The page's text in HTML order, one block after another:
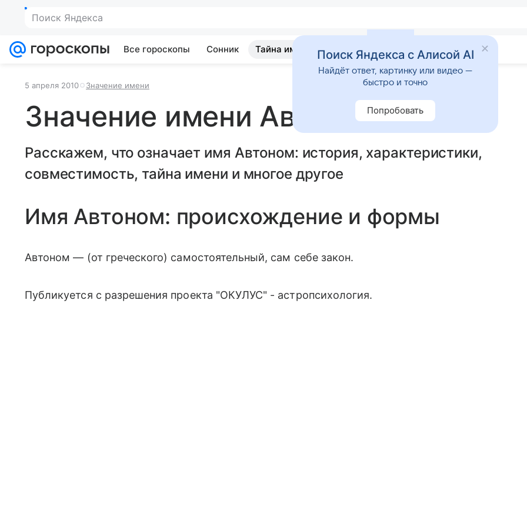
Поиск Яндекса
Все гороскопы Сонник Тайна имени Гадания Приметы
5 апреля 2010 Значение имени
Значение имени Автоном
Расскажем, что означает имя Автоном: история, характеристики,
совместимость, тайна имени и многое другое
Имя Автоном: происхождение и формы
Автоном — (от греческого) самостоятельный, сам себе закон.
Публикуется с разрешения проекта "ОКУЛУС" - астропсихология.
Поиск Яндекса с Алисой AI
Найдёт ответ, картинку или видео —
быстро и точно
Попробовать